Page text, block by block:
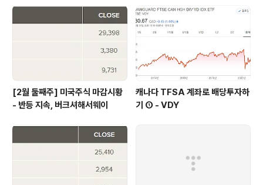
크 기업 어펌에 대한 한 애널리스트 글을 소개하고자 한다.
투자에 도움이 되길 바란다. ** 필요에 의해 필자가 일부
의역하였음을 밝힙니다. ** PayPal Holdings 및 Squar
[2월 둘째주] 미국주식 마감시황
- 반등 지속, 버크셔해서웨이
캐나다 TFSA 계좌로 배당투자하
기 ① - VDY